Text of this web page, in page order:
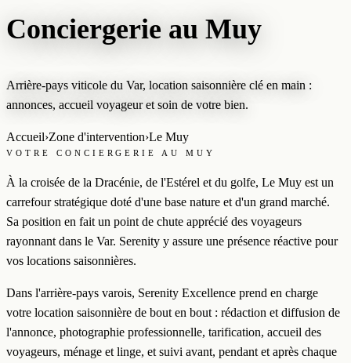
Conciergerie au Muy
Arrière-pays viticole du Var, location saisonnière clé en main :
annonces, accueil voyageur et soin de votre bien.
Accueil›Zone d'intervention›Le Muy
VOTRE CONCIERGERIE AU MUY
À la croisée de la Dracénie, de l'Estérel et du golfe, Le Muy est un
carrefour stratégique doté d'une base nature et d'un grand marché.
Sa position en fait un point de chute apprécié des voyageurs
rayonnant dans le Var. Serenity y assure une présence réactive pour
vos locations saisonnières.
Dans l'arrière-pays varois, Serenity Excellence prend en charge
votre location saisonnière de bout en bout : rédaction et diffusion de
l'annonce, photographie professionnelle, tarification, accueil des
voyageurs, ménage et linge, et suivi avant, pendant et après chaque